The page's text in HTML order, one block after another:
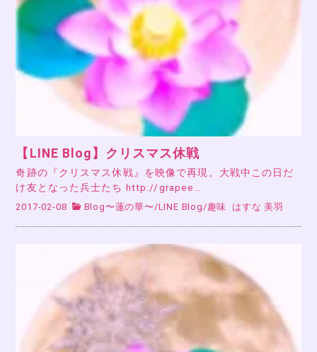
【LINE Blog】クリスマス休戦
奇跡の『クリスマス休戦』を映像で再現。大戦中この日だ
け友となった兵士たち http://grapee…
2017-02-08 Blog〜蓮の華〜 /LINE Blog /趣味 はすな 美羽